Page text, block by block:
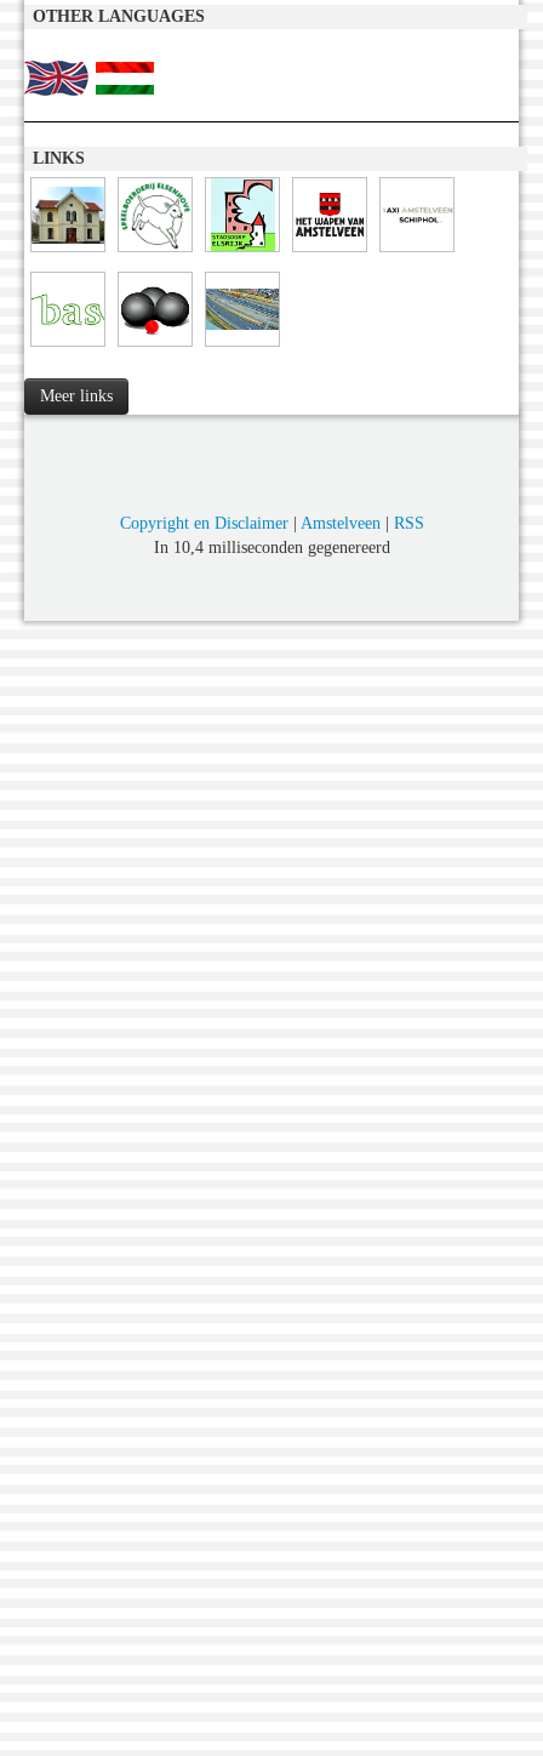
OTHER LANGUAGES
LINKS
Meer links
Copyright en Disclaimer| Amstelveen| RSS
In 10,4 milliseconden gegenereerd